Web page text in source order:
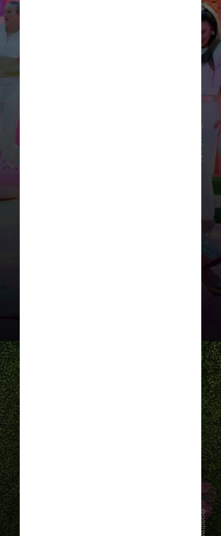
Reprodução